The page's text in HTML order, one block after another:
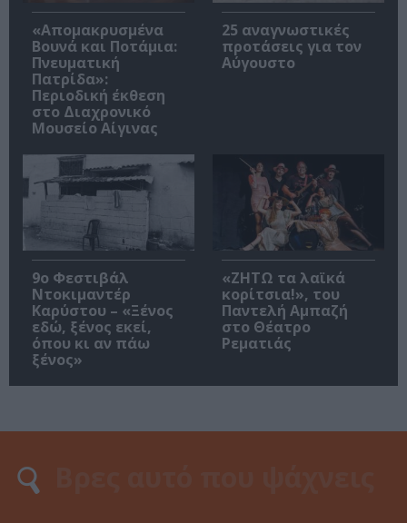
«Απομακρυσμένα
Βουνά και Ποτάμια:
Πνευματική
Πατρίδα»:
Περιοδική έκθεση
στο Διαχρονικό
Μουσείο Αίγινας
25 αναγνωστικές
προτάσεις για τον
Αύγουστο
9ο Φεστιβάλ
Ντοκιμαντέρ
Καρύστου – «Ξένος
εδώ, ξένος εκεί,
όπου κι αν πάω
ξένος»
«ΖΗΤΩ τα λαϊκά
κορίτσια!», του
Παντελή Αμπαζή
στο Θέατρο
Ρεματιάς